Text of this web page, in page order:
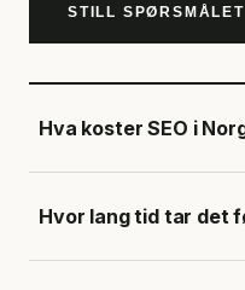
STILL
Hva koster SEO i
Hvor lang tid tar det